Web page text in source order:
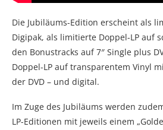
Die Jubiläums-Edition erscheint als
Digipak, als limitierte Doppel-LP auf
den Bonustracks auf 7″ Single plus
Doppel-LP auf transparentem Vinyl
der DVD – und digital.
Im Zuge des Jubiläums werden
LP-Editionen mit jeweils einem